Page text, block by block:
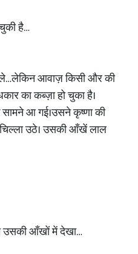
है…
आवाज़ किसी और की
का कब्ज़ा हो चुका है।
आ गई।उसने कृष्णा की
उठे। उसकी आँखें लाल
उसकी आँखों में देखा…